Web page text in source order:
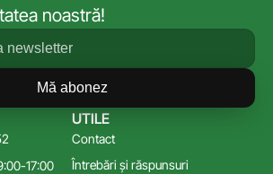
noastră!
Mă abonez
UTILE
Contact
Întrebări și răspunsuri
17:00